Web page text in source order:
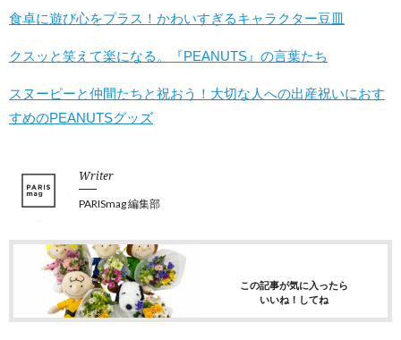
食卓に遊び心をプラス！かわいすぎるキャラクター豆皿
クスッと笑えて楽になる。『PEANUTS』の言葉たち
スヌーピーと仲間たちと祝おう！大切な人への出産祝いにおす
すめのPEANUTSグッズ
Writer
PARISmag 編集部
この記事が気に入ったら
いいね！してね